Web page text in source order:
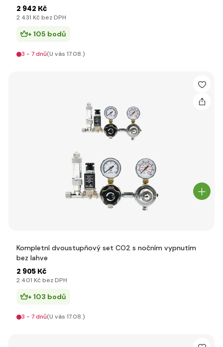
2 942 Kč
2 431 Kč bez DPH
+ 105 bodů
3 - 7 dnů(U vás 17.08.)
Kompletní dvoustupňový set CO2 s nočním vypnutím
bez lahve
2 905 Kč
2 401 Kč bez DPH
+ 103 bodů
3 - 7 dnů(U vás 17.08.)